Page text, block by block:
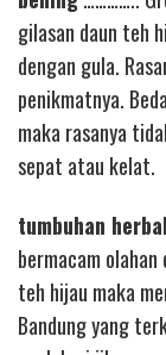
gilasan daun teh
dengan gula.
penikmatnya.
maka rasanya
sepat atau kelat.
tumbuhan
bermacam
teh hijau maka
Bandung yang